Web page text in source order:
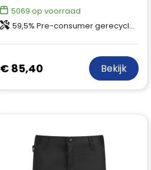
5069 op voorraad
59,5% Pre-consumer gerecycled katoen, 22% gerecycled polyester, 16% post-consumer gerecycled katoen, 2,5% elastaan
€ 85,40 Bekijk